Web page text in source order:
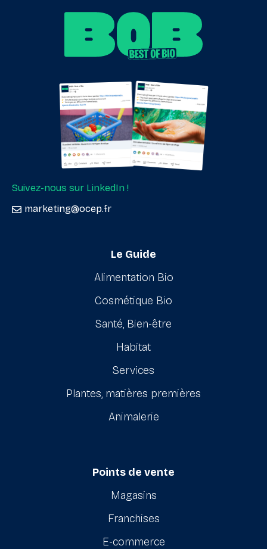
Suivez-nous sur LinkedIn !
marketing@ocep.fr
Le Guide
Alimentation Bio
Cosmétique Bio
Santé, Bien-être
Habitat
Services
Plantes, matières premières
Animalerie
Points de vente
Magasins
Franchises
E-commerce